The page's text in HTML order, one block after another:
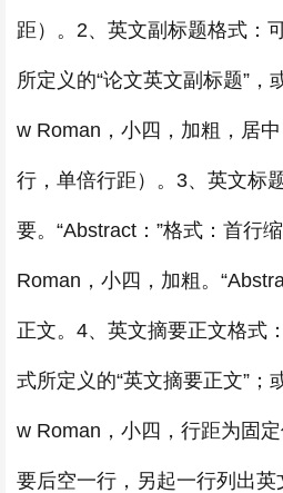
距）。2、英文副标题格式：
所定义的“论文英文副标题”，
w Roman，小四，加粗，居
行，单倍行距）。3、英文标
要。“Abstract：”格式：首行
Roman，小四，加粗。
正文。4、英文摘要正文格式
式所定义的“英文摘要正文”；
w Roman，小四，行距为固
要后空一行，另起一行列出英